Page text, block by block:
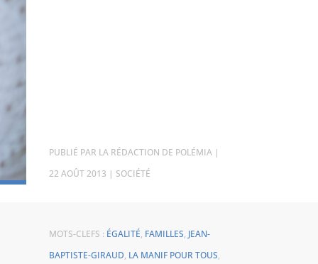
PAR LA RÉDACTION DE POLÉMIA |
22 AOÛT 2013 | SOCIÉTÉ
MOTS-CLEFS : ÉGALITÉ, FAMILLES, JEAN-
BAPTISTE-GIRAUD, LA MANIF POUR TOUS,